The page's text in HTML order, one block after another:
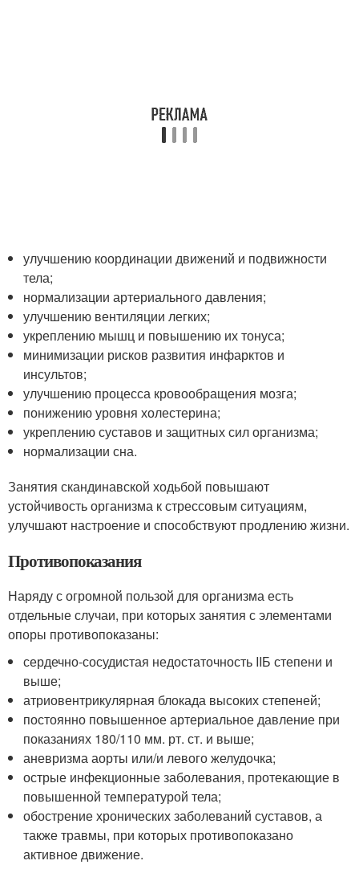
улучшению координации движений и подвижности
тела;
нормализации артериального давления;
улучшению вентиляции легких;
укреплению мышц и повышению их тонуса;
минимизации рисков развития инфарктов и
инсультов;
улучшению процесса кровообращения мозга;
понижению уровня холестерина;
укреплению суставов и защитных сил организма;
нормализации сна.
Занятия скандинавской ходьбой повышают
устойчивость организма к стрессовым ситуациям,
улучшают настроение и способствуют продлению жизни.
Противопоказания
Наряду с огромной пользой для организма есть
отдельные случаи, при которых занятия с элементами
опоры противопоказаны:
сердечно-сосудистая недостаточность IIБ степени и
выше;
атриовентрикулярная блокада высоких степеней;
постоянно повышенное артериальное давление при
показаниях 180/110 мм. рт. ст. и выше;
аневризма аорты или/и левого желудочка;
острые инфекционные заболевания, протекающие в
повышенной температурой тела;
обострение хронических заболеваний суставов, а
также травмы, при которых противопоказано
активное движение.